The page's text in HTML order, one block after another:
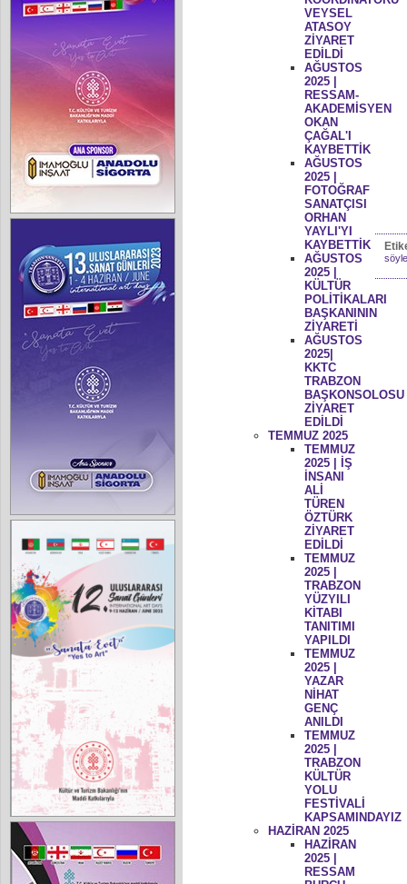
VEYSEL
ATASOY
ZİYARET
EDİLDİ
AĞUSTOS
2025 |
RESSAM-
AKADEMİSYEN
OKAN
ÇAĞAL'I
KAYBETTİK
AĞUSTOS
2025 |
FOTOĞRAF
SANATÇISI
ORHAN
YAYLI'YI
KAYBETTİK
AĞUSTOS
2025 |
KÜLTÜR
POLİTİKALARI
BAŞKANININ
ZİYARETİ
AĞUSTOS
2025|
KKTC
TRABZON
BAŞKONSOLOSU
ZİYARET
EDİLDİ
TEMMUZ 2025
TEMMUZ
2025 | İŞ
İNSANI
ALİ
TÜREN
ÖZTÜRK
ZİYARET
EDİLDİ
TEMMUZ
2025 |
TRABZON
YÜZYILI
KİTABI
TANITIMI
YAPILDI
TEMMUZ
2025 |
YAZAR
NİHAT
GENÇ
ANILDI
TEMMUZ
2025 |
TRABZON
KÜLTÜR
YOLU
FESTİVALİ
KAPSAMINDAYIZ
HAZİRAN 2025
HAZİRAN
2025 |
RESSAM